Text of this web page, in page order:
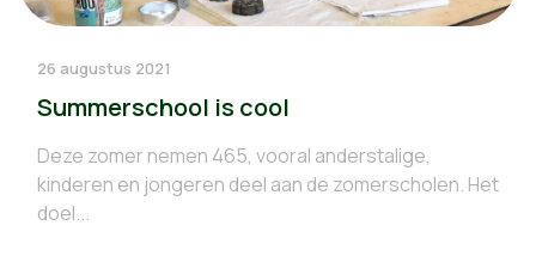
26 augustus 2021
Summerschool is cool
Deze zomer nemen 465, vooral anderstalige,
kinderen en jongeren deel aan de zomerscholen. Het
doel...